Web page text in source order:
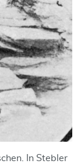
In Stebler